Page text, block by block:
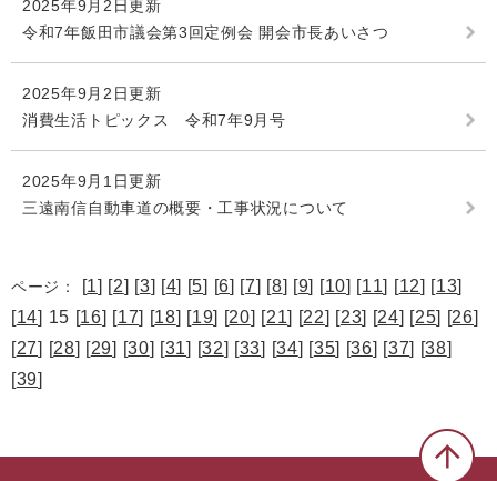
2025年9月2日更新
令和7年飯田市議会第3回定例会 開会市長あいさつ
2025年9月2日更新
消費生活トピックス 令和7年9月号
2025年9月1日更新
三遠南信自動車道の概要・工事状況について
ページ： [1] [2] [3] [4] [5] [6] [7] [8] [9] [10] [11] [12] [13]
[14] 15 [16] [17] [18] [19] [20] [21] [22] [23] [24] [25] [26]
[27] [28] [29] [30] [31] [32] [33] [34] [35] [36] [37] [38]
[39]